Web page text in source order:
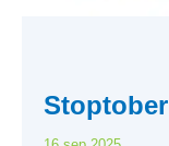
Stoptober